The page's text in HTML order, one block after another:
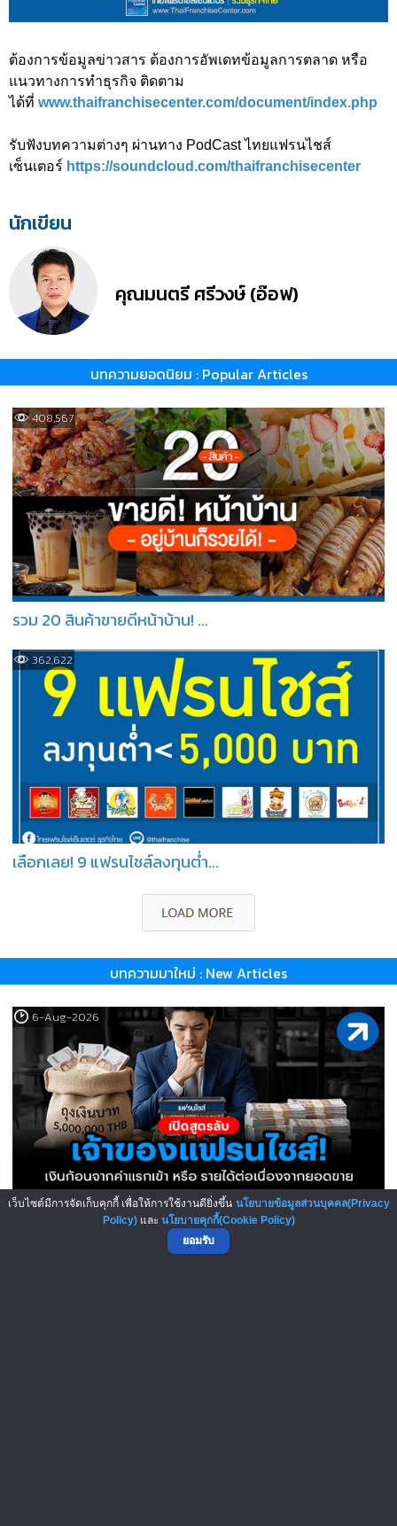
ต้องการข้อมูลข่าวสาร ต้องการอัพเดทข้อมูลการตลาด หรือ
แนวทางการทำธุรกิจ ติดตาม
ได้ที่ www.thaifranchisecenter.com/document/index.php
รับฟังบทความต่างๆ ผ่านทาง PodCast ไทยแฟรนไชส์
เซ็นเตอร์ https://soundcloud.com/thaifranchisecenter
นักเขียน
คุณมนตรี ศรีวงษ์ (อ๊อฟ)
บทความยอดนิยม : Popular Articles
408,567
รวม 20 สินค้าขายดีหน้าบ้าน! ...
362,622
เลือกเลย! 9 แฟรนไชส์ลงทุนต่ำ...
บทความมาใหม่ : New Articles
6-Aug-2026
เปิดสูตรลับเจ้าของแฟรนไชส์! เง..
เว็บไซต์มีการจัดเก็บคุกกี้ เพื่อให้การใช้งานดียิ่งขึ้น นโยบายข้อมูลส่วนบุคคล(Privacy
Policy)และ นโยบายคุกกี้(Cookie Policy)
ยอมรับ